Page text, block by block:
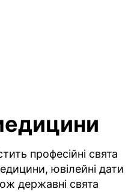
професійні свята
ювілейні дати
державні свята